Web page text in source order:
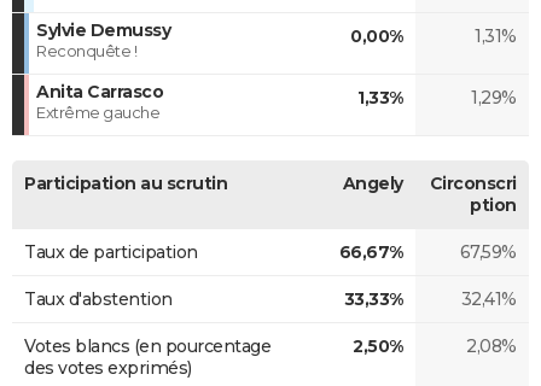
Sylvie Demussy
Reconquête !
0,00% 1,31%
Anita Carrasco
Extrême gauche
1,33% 1,29%
Participation au scrutin Angely
Circonscri
ption
Taux de participation 66,67% 67,59%
Taux d'abstention 33,33% 32,41%
Votes blancs (en pourcentage
des votes exprimés)
2,50% 2,08%